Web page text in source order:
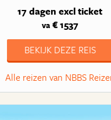
17 dagen excl ticket
va€ 1537
BEKIJK DEZE REIS
Alle reizen van NBBS